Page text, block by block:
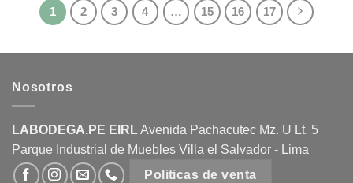
1 2 3 4 … 15 16 17
Nosotros
LABODEGA.PE EIRLAvenida Pachacutec Mz. U Lt. 5
Parque Industrial de Muebles Villa el Salvador - Lima
Politicas de venta